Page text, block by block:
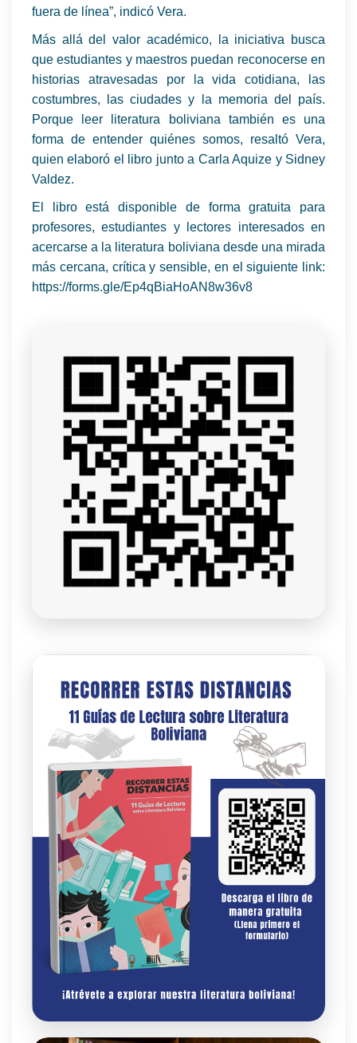
fuera de línea”, indicó Vera.
Más allá del valor académico, la iniciativa busca
que estudiantes y maestros puedan reconocerse en
historias atravesadas por la vida cotidiana, las
costumbres, las ciudades y la memoria del país.
Porque leer literatura boliviana también es una
forma de entender quiénes somos, resaltó Vera,
quien elaboró el libro junto a Carla Aquize y Sidney
Valdez.
El libro está disponible de forma gratuita para
profesores, estudiantes y lectores interesados en
acercarse a la literatura boliviana desde una mirada
más cercana, crítica y sensible, en el siguiente link:
https://forms.gle/Ep4qBiaHoAN8w36v8